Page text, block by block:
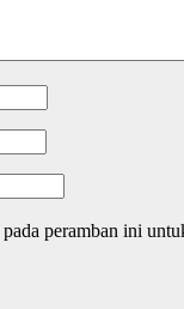
peramban ini